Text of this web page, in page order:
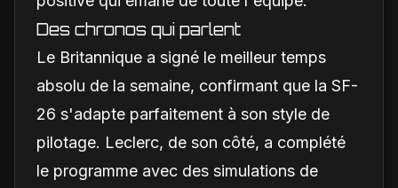
Des chronos qui parlent
Le Britannique a signé le meilleur temps
absolu de la semaine, confirmant que la SF-
26 s'adapte parfaitement à son style de
pilotage. Leclerc, de son côté, a complété
le programme avec des simulations de